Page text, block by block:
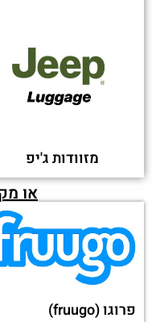
מזוודות ג'יפ
או
פרוגו (fruugo)